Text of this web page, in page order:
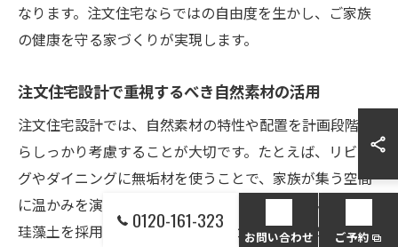
なります。注文住宅ならではの自由度を生かし、ご家族
の健康を守る家づくりが実現します。
注文住宅設計で重視するべき自然素材の活用
注文住宅設計では、自然素材の特性や配置を計画段階か
らしっかり考慮することが大切です。たとえば、リビン
グやダイニングに無垢材を使うことで、家族が集う空間
に温かみを演出できます。さらに、外壁や天井に漆喰や
珪藻土を採用することで、断熱性と調湿性を高め、夏も
0120-161-323
お問い合わせ ご予約